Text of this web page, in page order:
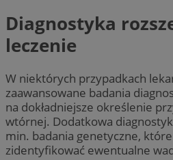
Diagnostyka
leczenie
W niektórych przypadkach
zaawansowane badania
na dokładniejsze określenie
wtórnej. Dodatkowa
min. badania genetyczne,
zidentyfikować ewentualne